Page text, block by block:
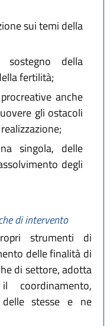
sui temi della
della
fertilità;
anche
gli ostacoli
singola, delle
degli
di intervento
strumenti di
delle finalità di
di settore, adotta
stesse e ne